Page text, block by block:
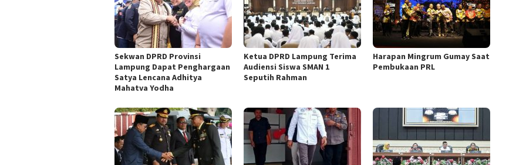
Sekwan DPRD Provinsi
Lampung Dapat Penghargaan
Satya Lencana Adhitya
Mahatva Yodha
Ketua DPRD Lampung Terima
Audiensi Siswa SMAN 1
Seputih Rahman
Harapan Mingrum Gumay Saat
Pembukaan PRL